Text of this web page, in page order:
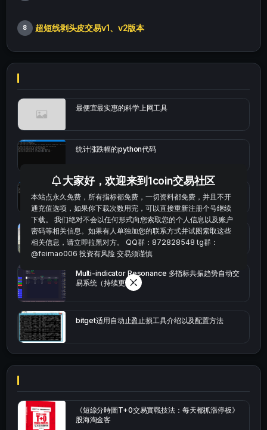
8 超短线剥头皮交易v1、v2版本
最便宜最实惠的科学上网工具
统计涨跌幅的python代码
bybit安卓端
Multi-indicator Resonance 多指标共振趋势自动交
易系统（持续更新）
bitget适用自动止盈止损工具介绍以及配置方法
《短線分時圖T+0交易實戰技法：每天都抓漲停板》
股海淘金客
大家好，欢迎来到1coin交易社区
本站点永久免费，所有指标都免费，一切资料都免费，并且不开
通充值选项，如果你下载次数用完，可以直接重新注册个号继续
下载。 我们绝对不会以任何形式向您索取您的个人信息以及账户
密码等相关信息。如果有人单独加您的联系方式并试图索取这些
相关信息，请立即拉黑对方。 QQ群：872828548 tg群：
@feimao006 投资有风险 交易须谨慎